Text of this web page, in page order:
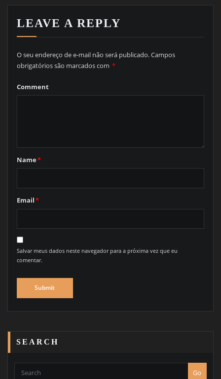
LEAVE A REPLY
O seu endereço de e-mail não será publicado.Campos
obrigatórios são marcados com *
Comment
Name*
Email*
Salvar meus dados neste navegador para a próxima vez que eu
comentar.
SEARCH
Go